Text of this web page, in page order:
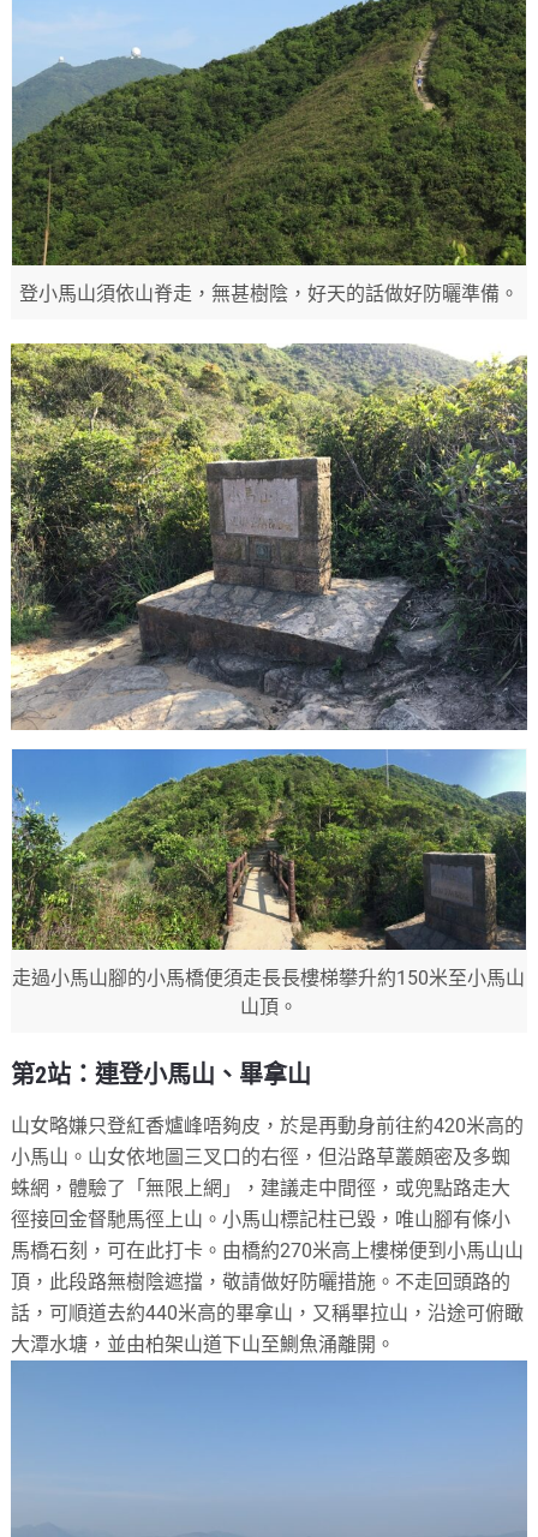
登小馬山須依山脊走，無甚樹陰，好天的話做好防曬準備。
走過小馬山腳的小馬橋便須走長長樓梯攀升約150米至小馬山
山頂。
第2站：連登小馬山、畢拿山
山女略嫌只登紅香爐峰唔夠皮，於是再動身前往約420米高的
小馬山。山女依地圖三叉口的右徑，但沿路草叢頗密及多蜘
蛛網，體驗了「無限上網」，建議走中間徑，或兜點路走大
徑接回金督馳馬徑上山。小馬山標記柱已毀，唯山腳有條小
馬橋石刻，可在此打卡。由橋約270米高上樓梯便到小馬山山
頂，此段路無樹陰遮擋，敬請做好防曬措施。不走回頭路的
話，可順道去約440米高的畢拿山，又稱畢拉山，沿途可俯瞰
大潭水塘，並由柏架山道下山至鰂魚涌離開。